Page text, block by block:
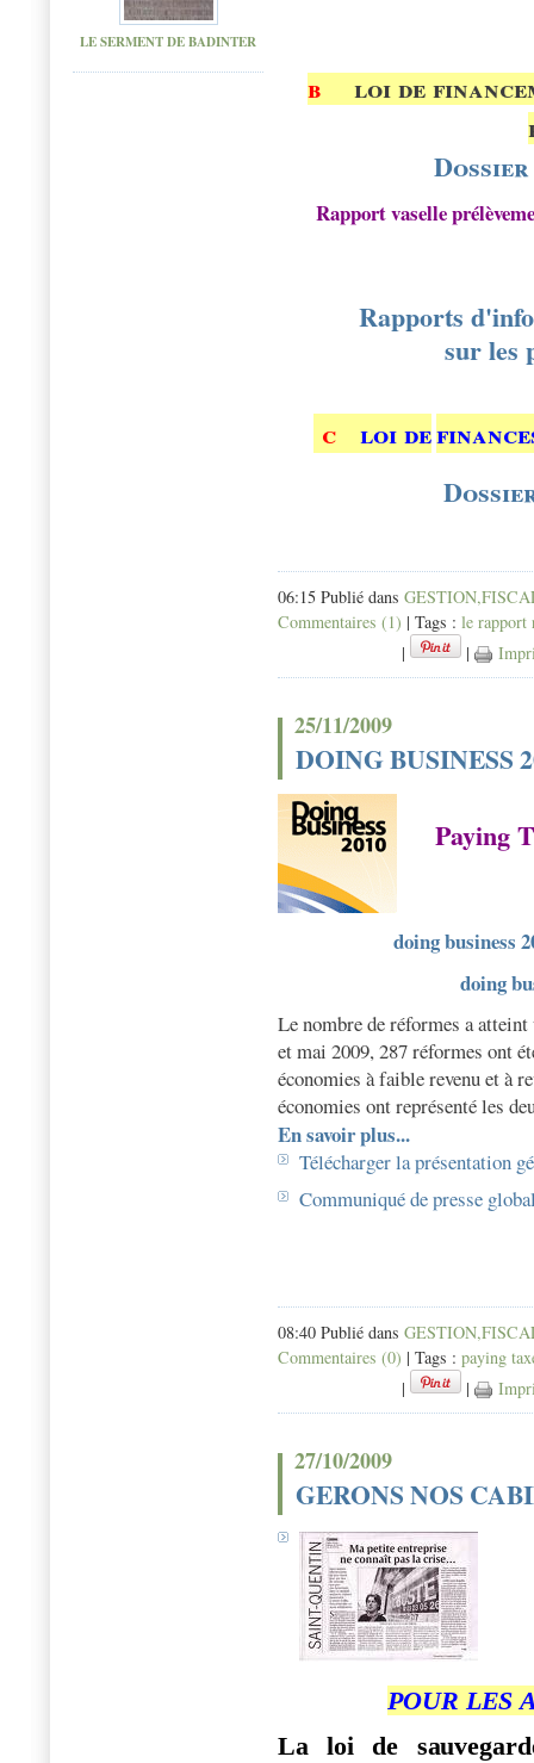
LE SERMENT DE BADINTER
b
loi de
Rapport vaselle
Rapports
sur les
c loi de
06:15 Publié dans
Commentaires (1) | Tags : le rapport
|
|
25/11/2009
DOING BUSINESS
Paying
doing business
doing
Le nombre de réformes a
et mai 2009, 287 réformes ont
économies à faible revenu et à
économies ont représenté les
En savoir plus...
Télécharger la présentation
Communiqué de presse
08:40 Publié dans
Commentaires (0) | Tags : paying
|
|
27/10/2009
GERONS NOS
POUR LES
La loi de sauvegar